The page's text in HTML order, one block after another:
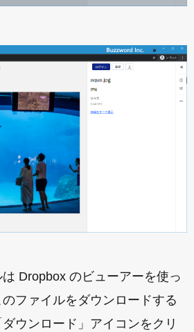
Dropbox のビューアーを使っ
ファイルをダウンロードする
ウンロード」アイコンをクリ